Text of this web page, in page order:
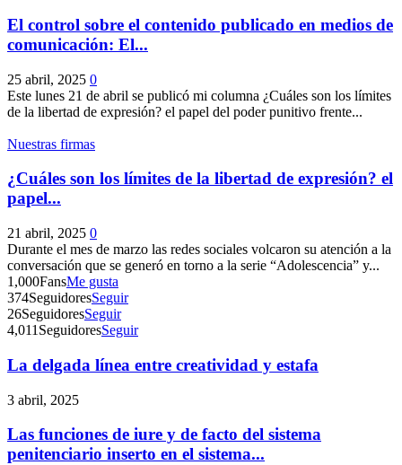
El control sobre el contenido publicado en medios de
comunicación: El...
25 abril, 2025 0
Este lunes 21 de abril se publicó mi columna ¿Cuáles son los límites
de la libertad de expresión? el papel del poder punitivo frente...
Nuestras firmas
¿Cuáles son los límites de la libertad de expresión? el
papel...
21 abril, 2025 0
Durante el mes de marzo las redes sociales volcaron su atención a la
conversación que se generó en torno a la serie “Adolescencia” y...
1,000FansMe gusta
374SeguidoresSeguir
26SeguidoresSeguir
4,011 SeguidoresSeguir
La delgada línea entre creatividad y estafa
3 abril, 2025
Las funciones de iure y de facto del sistema
penitenciario inserto en el sistema...